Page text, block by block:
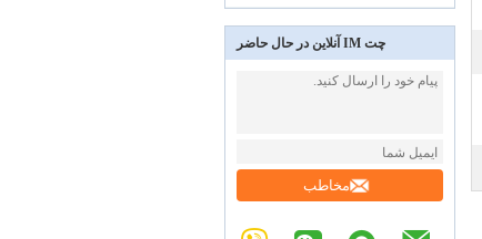
چت IM آنلاین در حال حاضر
مخاطب